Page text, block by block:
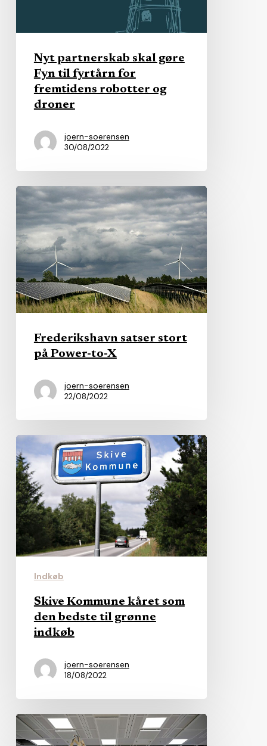
robotter
droner
Nyt partnerskab skal gøre
Fyn til fyrtårn for
fremtidens robotter og
droner
joern-soerensen
30/08/2022
Frederikshavn
satser
stort
på
Power-
to-
X
Frederikshavn satser stort
på Power-to-X
joern-soerensen
22/08/2022
Kommune
kåret
som
den
bedste
indkøbIndkøb
Skive Kommune kåret som
den bedste til grønne
indkøb
joern-soerensen
18/08/2022
Alt
for